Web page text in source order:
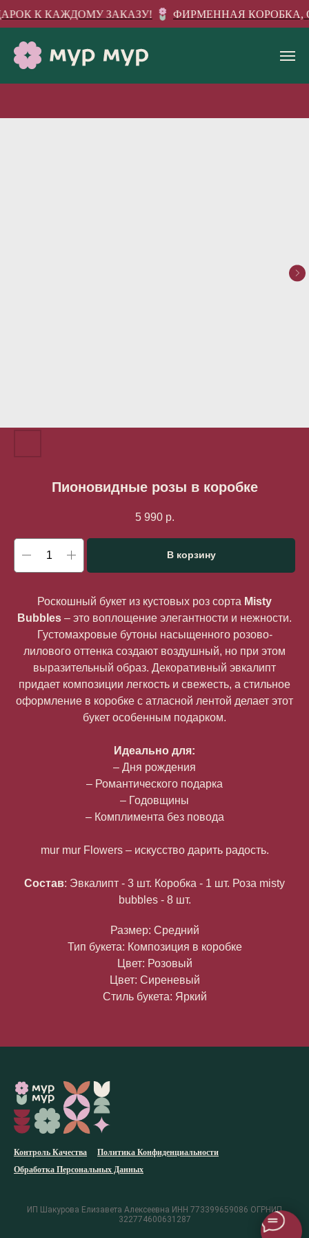
К КАЖДОМУ ЗАКАЗУ! ФИРМЕННАЯ КОРОБКА,
Пионовидные розы в коробке
5 990 р.
В корзину
Роскошный букет из кустовых роз сорта Misty
Bubbles – это воплощение элегантности и нежности.
Густомахровые бутоны насыщенного розово-
лилового оттенка создают воздушный, но при этом
выразительный образ. Декоративный эвкалипт
придает композиции легкость и свежесть, а стильное
оформление в коробке с атласной лентой делает этот
букет особенным подарком.
Идеально для:
– Дня рождения
– Романтического подарка
– Годовщины
– Комплимента без повода
mur mur Flowers – искусство дарить радость.
Состав: Эвкалипт - 3 шт. Коробка - 1 шт. Роза misty
bubbles - 8 шт.
Размер: Средний
Тип букета: Композиция в коробке
Цвет: Розовый
Цвет: Сиреневый
Стиль букета: Яркий
Контроль Качества
Политика Конфиденциальности
Обработка Персональных Данных
ИП Шакурова Елизавета Алексеевна ИНН 773399659086 ОГРНИП
322774600631287